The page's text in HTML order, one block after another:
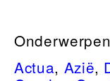
Onderwerpen
Actua, Azië,